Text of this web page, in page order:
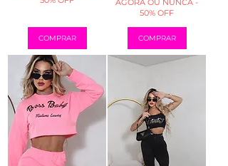
COMPRAR
AGORA OU NUNCA -
50% OFF
COMPRAR